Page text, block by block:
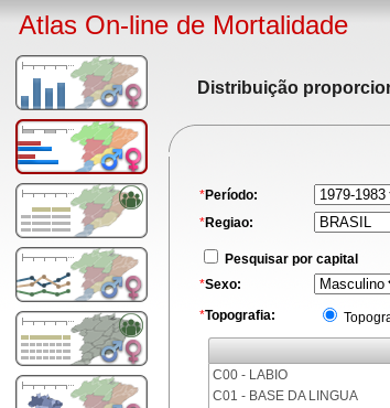
Atlas On-line de Mortalidade
Distribuição
*Período:
*Regiao:
Pesquisar por capital
*Sexo:
*Topografia:
C00 - LABIO
C01 - BASE DA LINGUA